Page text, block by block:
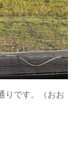
りです。（おお